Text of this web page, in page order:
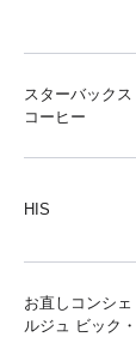
スターバックス
コーヒー
HIS
お直しコンシェ
ルジュ ビック・